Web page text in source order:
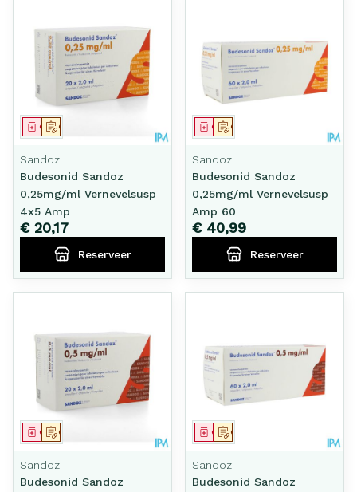
Op voorschrift
Geneesmiddel
Sandoz
Budesonid Sandoz
0,25mg/ml Vernevelsusp
4x5 Amp
€ 20,17
Reserveer
Op voorschrift
Geneesmiddel
Sandoz
Budesonid Sandoz
0,25mg/ml Vernevelsusp
Amp 60
€ 40,99
Reserveer
Op voorschrift
Geneesmiddel
Sandoz
Budesonid Sandoz
Op voorschrift
Geneesmiddel
Sandoz
Budesonid Sandoz